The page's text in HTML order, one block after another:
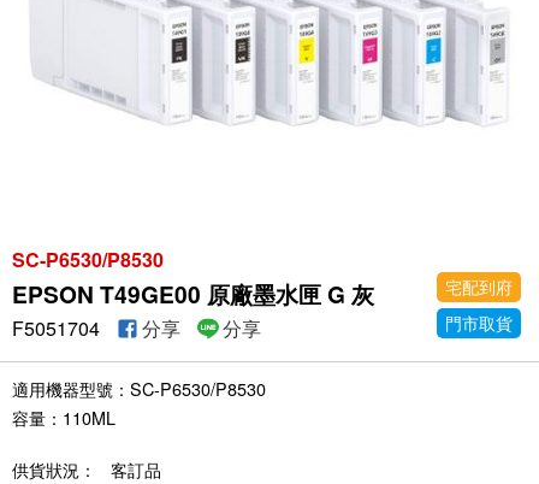
SC-P6530/P8530
EPSON T49GE00 原廠墨水匣 G 灰
宅配到府
門市取貨
F5051704 分享 分享
適用機器型號：SC-P6530/P8530
容量：110ML
供貨狀況： 客訂品